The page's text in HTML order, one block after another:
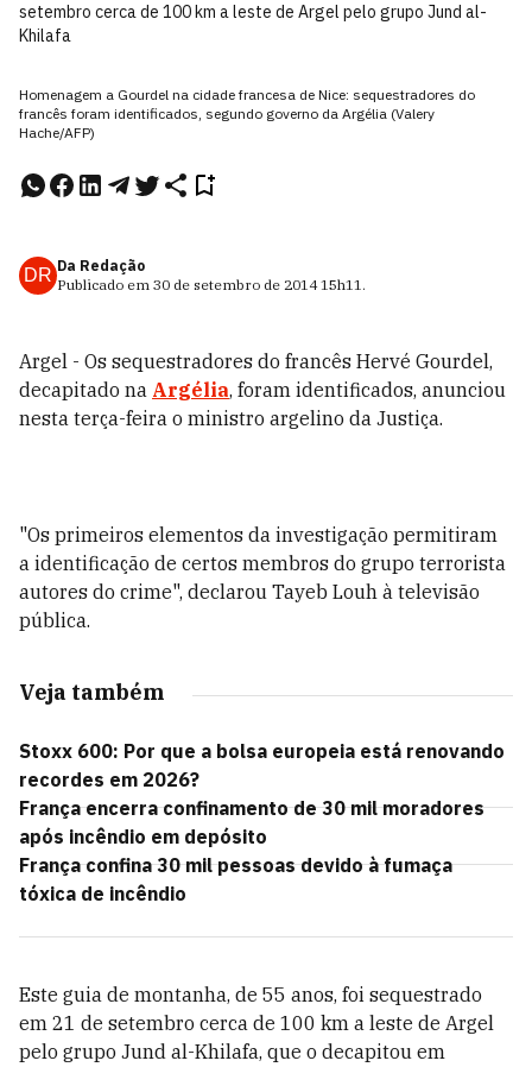
setembro cerca de 100 km a leste de Argel pelo grupo Jund al-
Khilafa
Homenagem a Gourdel na cidade francesa de Nice: sequestradores do
francês foram identificados, segundo governo da Argélia (Valery
Hache/AFP)
DR Da Redação
Publicado em 30 de setembro de 2014 15h11.
Argel - Os sequestradores do francês Hervé Gourdel,
decapitado na Argélia, foram identificados, anunciou
nesta terça-feira o ministro argelino da Justiça.
"Os primeiros elementos da investigação permitiram
a identificação de certos membros do grupo terrorista
autores do crime", declarou Tayeb Louh à televisão
pública.
Veja também
Stoxx 600: Por que a bolsa europeia está renovando
recordes em 2026?
França encerra confinamento de 30 mil moradores
após incêndio em depósito
França confina 30 mil pessoas devido à fumaça
tóxica de incêndio
Este guia de montanha, de 55 anos, foi sequestrado
em 21 de setembro cerca de 100 km a leste de Argel
pelo grupo Jund al-Khilafa, que o decapitou em